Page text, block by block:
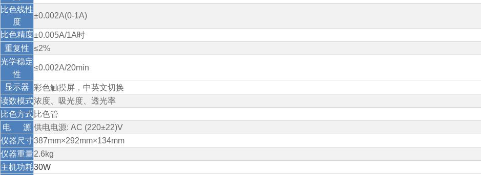
比色线性
度
±0.002A(0-1A)
比色精度±0.005A/1A时
重复性 ≤2%
光学稳定
性
≤0.002A/20min
显示器 彩色触摸屏，中英文切换
读数模式浓度、吸光度、透光率
比色方式 比色管
电
源 供电电源: AC (220±22)V
仪器尺寸387mm×292mm×134mm
仪器重量2.6kg
主机功耗30W